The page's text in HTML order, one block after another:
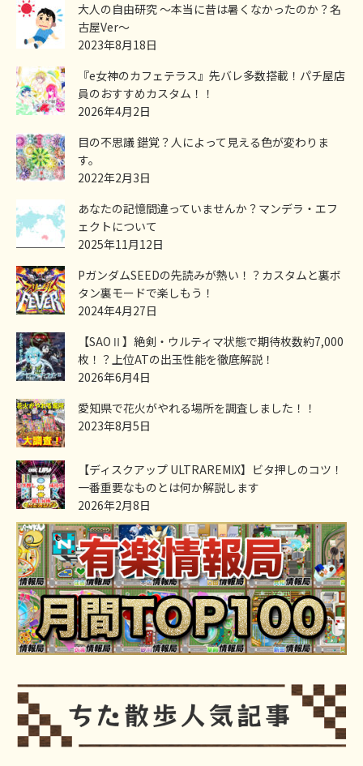
大人の自由研究 ～本当に昔は暑くなかったのか？名
古屋Ver～
2023年8月18日
『e女神のカフェテラス』先バレ多数搭載！パチ屋店
員のおすすめカスタム！！
2026年4月2日
目の不思議 錯覚？人によって見える色が変わりま
す。
2022年2月3日
あなたの記憶間違っていませんか？マンデラ・エフ
ェクトについて
2025年11月12日
PガンダムSEEDの先読みが熱い！？カスタムと裏ボ
タン裏モードで楽しもう！
2024年4月27日
【SAOⅡ】絶剣・ウルティマ状態で期待枚数約7,000
枚！？上位ATの出玉性能を徹底解説！
2026年6月4日
愛知県で花火がやれる場所を調査しました！！
2023年8月5日
【ディスクアップ ULTRAREMIX】ビタ押しのコツ！
一番重要なものとは何か解説します
2026年2月8日